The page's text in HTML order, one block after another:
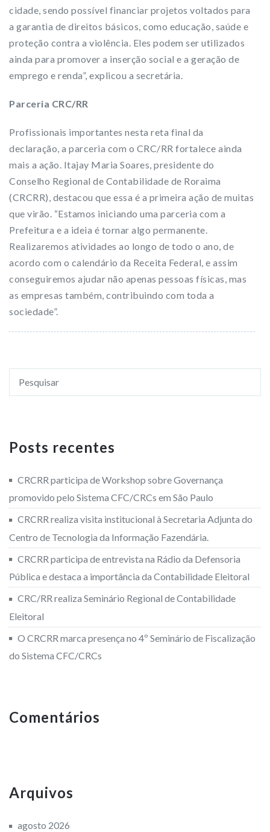
cidade, sendo possível financiar projetos voltados para
a garantia de direitos básicos, como educação, saúde e
proteção contra a violência. Eles podem ser utilizados
ainda para promover a inserção social e a geração de
emprego e renda”, explicou a secretária.
Parceria CRC/RR
Profissionais importantes nesta reta final da
declaração, a parceria com o CRC/RR fortalece ainda
mais a ação. Itajay Maria Soares, presidente do
Conselho Regional de Contabilidade de Roraima
(CRCRR), destacou que essa é a primeira ação de muitas
que virão. “Estamos iniciando uma parceria com a
Prefeitura e a ideia é tornar algo permanente.
Realizaremos atividades ao longo de todo o ano, de
acordo com o calendário da Receita Federal, e assim
conseguiremos ajudar não apenas pessoas físicas, mas
as empresas também, contribuindo com toda a
sociedade”.
Posts recentes
CRCRR participa de Workshop sobre Governança
promovido pelo Sistema CFC/CRCs em São Paulo
CRCRR realiza visita institucional à Secretaria Adjunta do
Centro de Tecnologia da Informação Fazendária.
CRCRR participa de entrevista na Rádio da Defensoria
Pública e destaca a importância da Contabilidade Eleitoral
CRC/RR realiza Seminário Regional de Contabilidade
Eleitoral
O CRCRR marca presença no 4º Seminário de Fiscalização
do Sistema CFC/CRCs
Comentários
Arquivos
agosto 2026